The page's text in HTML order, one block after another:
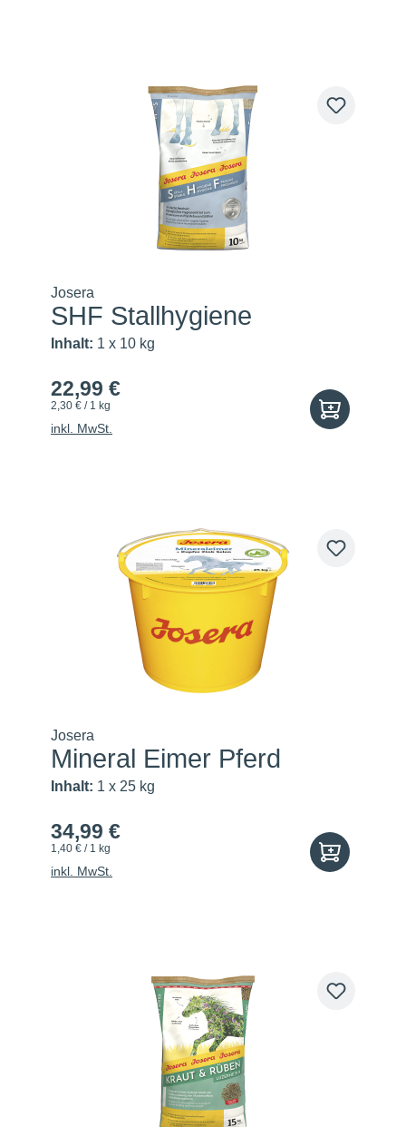
Josera
SHF Stallhygiene
Inhalt: 1 x 10 kg
22,99 €
2,30 € / 1 kg
inkl. MwSt.
Josera
Mineral Eimer Pferd
Inhalt: 1 x 25 kg
34,99 €
1,40 € / 1 kg
inkl. MwSt.